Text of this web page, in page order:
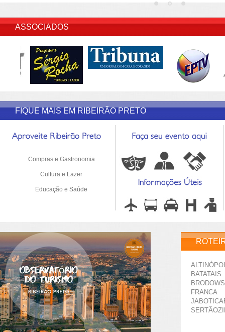
ASSOCIADOS
FIQUE MAIS EM RIBEIRÃO PRETO
Compras e Gastronomia
Cultura e Lazer
Educação e Saúde
BATATAIS
FRANCA